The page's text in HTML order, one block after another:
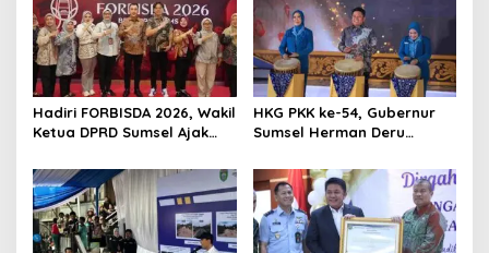
g
a
t
i
n
Hadiri FORBISDA 2026, Wakil
Ketua DPRD Sumsel Ajak
Kekuatan Ekonomi Baru
HKG PKK ke-54, Gubernur
Sumsel Herman Deru
dan Penguatan Peran
Perempuan